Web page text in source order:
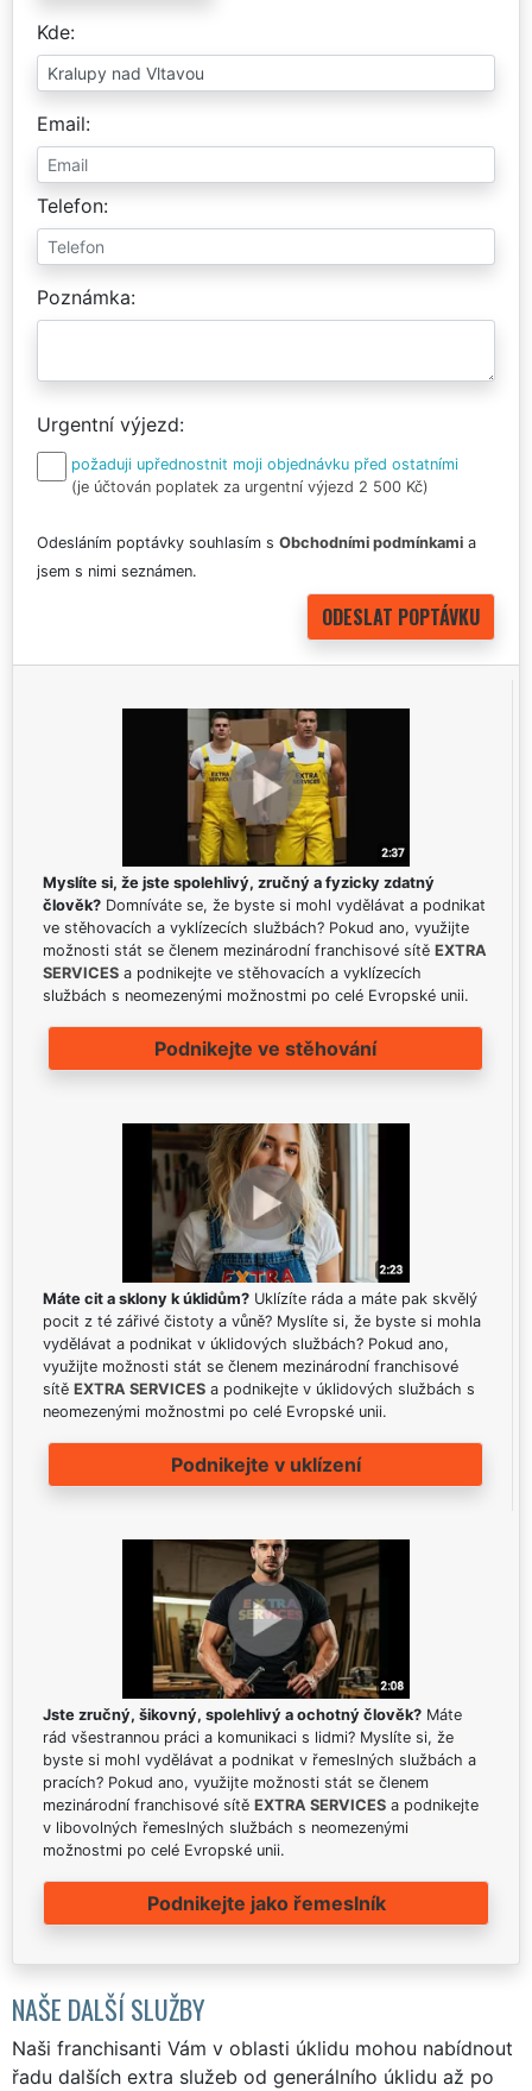
Kde
Email
Telefon
Poznámka
Urgentní výjezd
požaduji upřednostnit moji objednávku před ostatními
(je účtován poplatek za urgentní výjezd 2 500 Kč)
Odesláním poptávky souhlasím s Obchodními podmínkami a
jsem s nimi seznámen.
Myslíte si, že jste spolehlivý, zručný a fyzicky zdatný
člověk? Domníváte se, že byste si mohl vydělávat a podnikat
ve stěhovacích a vyklízecích službách? Pokud ano, využijte
možnosti stát se členem mezinárodní franchisové sítě EXTRA
SERVICES a podnikejte ve stěhovacích a vyklízecích
službách s neomezenými možnostmi po celé Evropské unii.
Podnikejte ve stěhování
Máte cit a sklony k úklidům? Uklízíte ráda a máte pak skvělý
pocit z té zářivé čistoty a vůně? Myslíte si, že byste si mohla
vydělávat a podnikat v úklidových službách? Pokud ano,
využijte možnosti stát se členem mezinárodní franchisové
sítě EXTRA SERVICES a podnikejte v úklidových službách s
neomezenými možnostmi po celé Evropské unii.
Podnikejte v uklízení
Jste zručný, šikovný, spolehlivý a ochotný člověk? Máte
rád všestrannou práci a komunikaci s lidmi? Myslíte si, že
byste si mohl vydělávat a podnikat v řemeslných službách a
pracích? Pokud ano, využijte možnosti stát se členem
mezinárodní franchisové sítě EXTRA SERVICES a podnikejte
v libovolných řemeslných službách s neomezenými
možnostmi po celé Evropské unii.
Podnikejte jako řemeslník
NAŠE DALŠÍ SLUŽBY
Naši franchisanti Vám v oblasti úklidu mohou nabídnout
řadu dalších extra služeb od generálního úklidu až po